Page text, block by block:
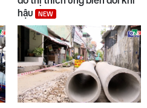
hậu
NEW